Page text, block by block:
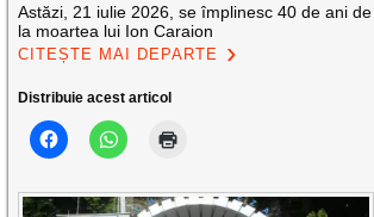
Astăzi, 21 iulie 2026, se împlinesc 40 de ani de
la moartea lui Ion Caraion
CITEȘTE MAI DEPARTE
Distribuie acest articol